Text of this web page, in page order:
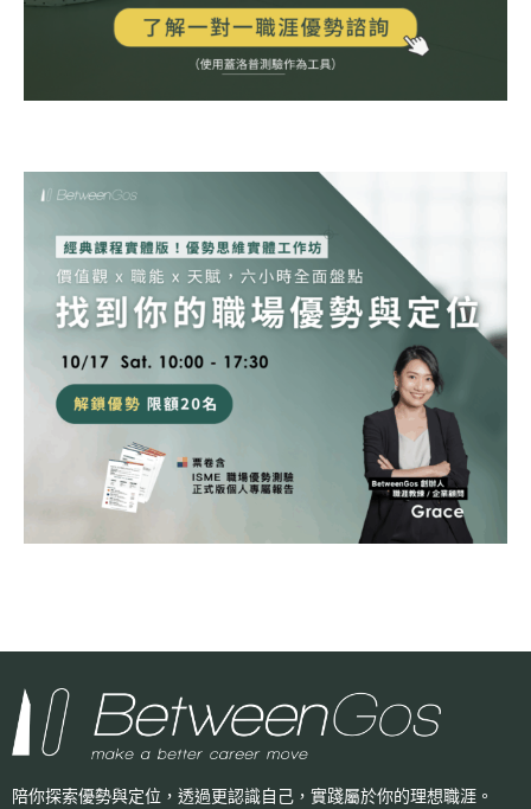
陪你探索優勢與定位，透過更認識自己， 實踐屬於你的理想職涯。